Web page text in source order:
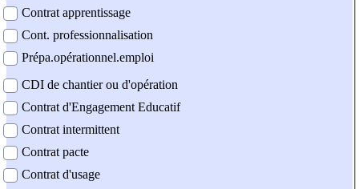
Contrat apprentissage
Cont. professionnalisation
Prépa.opérationnel.emploi
CDI de chantier ou d'opération
Contrat d'Engagement Educatif
Contrat intermittent
Contrat pacte
Contrat d'usage